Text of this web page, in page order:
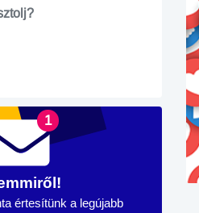
értesítünk a legújabb